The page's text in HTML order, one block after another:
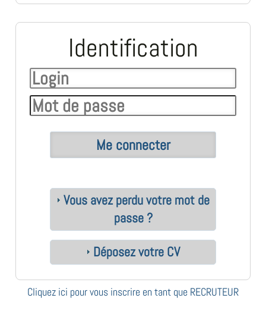
Identification
Vous avez perdu votre mot de
passe ?
Déposez votre CV
Cliquez ici pour vous inscrire en tant que RECRUTEUR